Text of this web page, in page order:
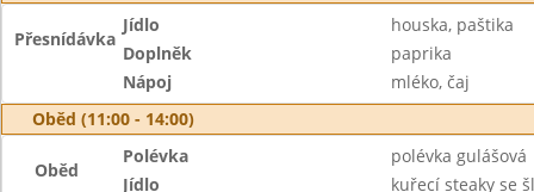
Přesnídávka
Jídlo
houska, paštika
Doplněk
paprika
Nápoj
mléko, čaj
Oběd (11:00 - 14:00)
Oběd
Polévka
polévka gulášová
Jídlo
kuřecí steaky se